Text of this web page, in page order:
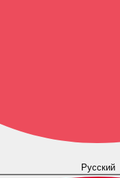
Русский